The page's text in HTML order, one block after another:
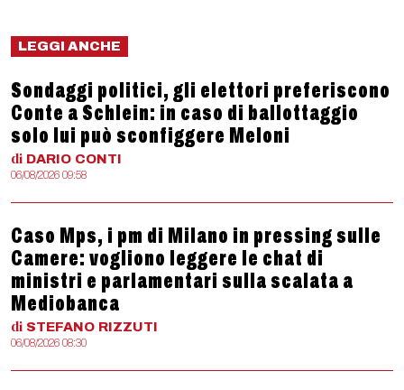
LEGGI ANCHE
Sondaggi politici, gli elettori preferiscono
Conte a Schlein: in caso di ballottaggio
solo lui può sconfiggere Meloni
di DARIO CONTI
06/08/2026 09:58
Caso Mps, i pm di Milano in pressing sulle
Camere: vogliono leggere le chat di
ministri e parlamentari sulla scalata a
Mediobanca
di STEFANO RIZZUTI
06/08/2026 08:30